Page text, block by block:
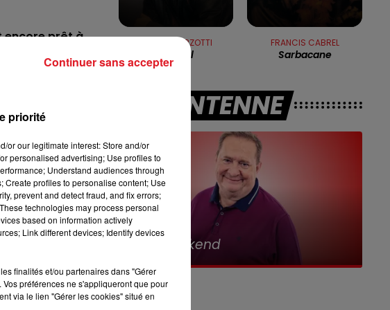
RDL WEEK-END
encore prêt à
des 4. Il a
II sur
meilleur
premiers pas
un mauvais
de
CLAUDE BARZOTTI
Le Rital
FRANCIS CABREL
Sarbacane
A L'ANTENNE
10h00 - 12h00
RDL Weekend
priorité
or our legitimate interest: Store and/or
personalised advertising; Use profiles to
Understand audiences through
Create profiles to personalise content; Use
prevent and detect fraud, and fix errors;
technologies may process personal
based on information actively
Link different devices; Identify devices
finalités et/ou partenaires dans "Gérer
préférences ne s'appliqueront que pour
via le lien "Gérer les cookies" situé en
Continuer sans accepter